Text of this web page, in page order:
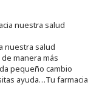
nuestra salud
manera más
pequeño cambio
ayuda…Tu farmacia